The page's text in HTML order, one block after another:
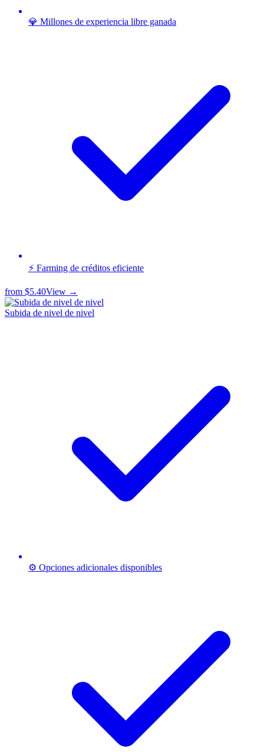
💎 Millones de experiencia libre ganada
⚡ Farming de créditos eficiente
from $5.40View →
Subida de nivel de nivel
⚙️ Opciones adicionales disponibles